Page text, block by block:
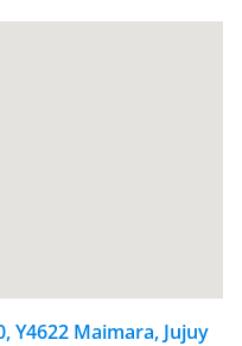
Y4622 Maimara, Jujuy